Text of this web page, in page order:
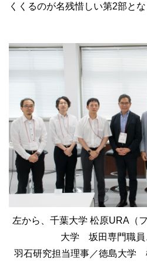
くくるのが名残惜しい第2部とな
左から、千葉大学 松原URA（
大学 坂田専門職員
羽石研究担当理事／徳島大学